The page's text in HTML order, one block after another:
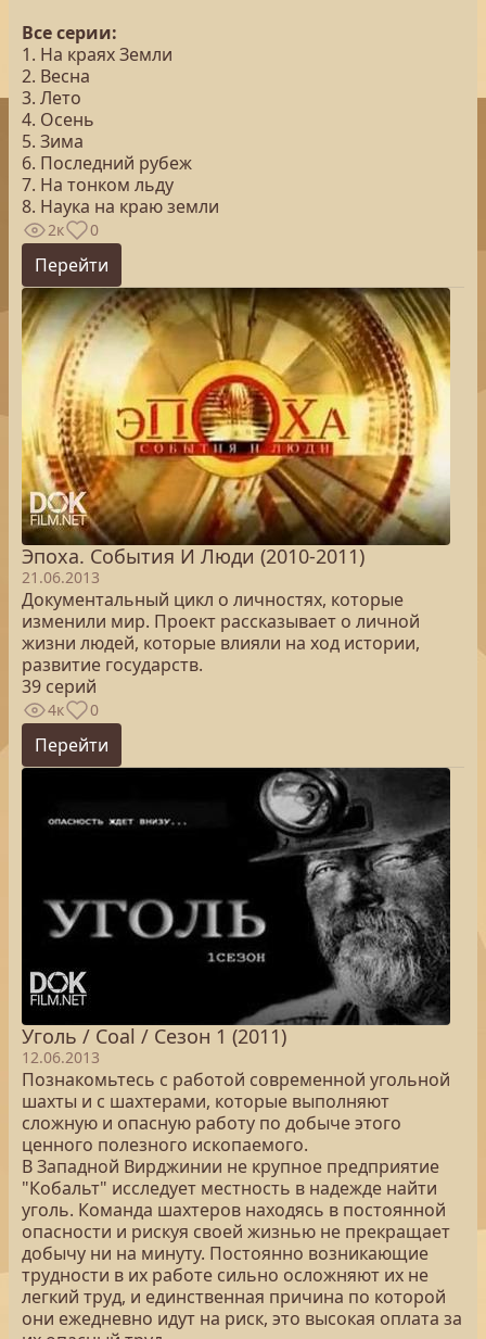
Все серии:
1. На краях Земли
2. Весна
3. Лето
4. Осень
5. Зима
6. Последний рубеж
7. На тонком льду
8. Наука на краю земли
2к 0
Перейти
Эпоха. Cобытия И Люди (2010-2011)
21.06.2013
Документальный цикл о личностях, которые
изменили мир. Проект рассказывает о личной
жизни людей, которые влияли на ход истории,
развитие государств.
39 серий
4к 0
Перейти
Уголь / Coal / Сезон 1 (2011)
12.06.2013
Познакомьтесь с работой современной угольной
шахты и с шахтерами, которые выполняют
сложную и опасную работу по добыче этого
ценного полезного ископаемого.
В Западной Вирджинии не крупное предприятие
"Кобальт" исследует местность в надежде найти
уголь. Команда шахтеров находясь в постоянной
опасности и рискуя своей жизнью не прекращает
добычу ни на минуту. Постоянно возникающие
трудности в их работе сильно осложняют их не
легкий труд, и единственная причина по которой
они ежедневно идут на риск, это высокая оплата за